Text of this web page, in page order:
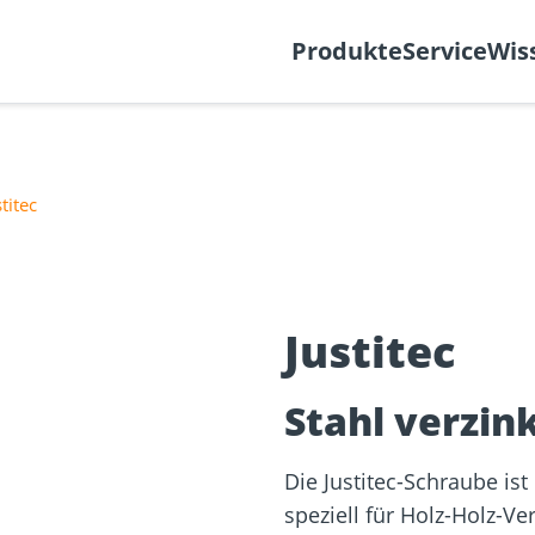
ProdukteService
Schraubenfinder
Justitec
Stahl
Die Justitec-Schraube
speziell für Holz-Holz-